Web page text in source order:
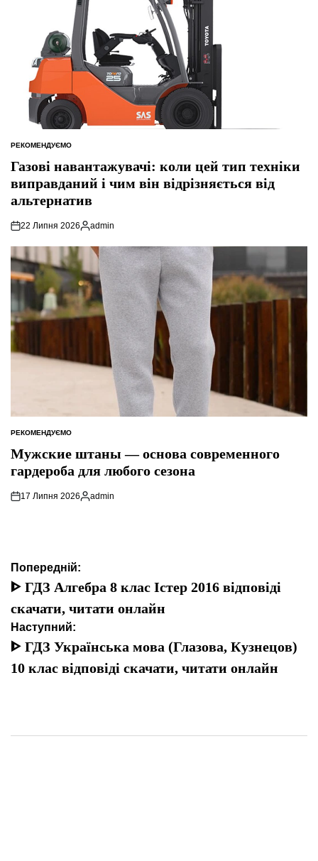
ОПУБЛІКУВАТИ
У
РЕКОМЕНДУЄМО
Газові навантажувачі: коли цей тип техніки
виправданий і чим він відрізняється від
альтернатив
22 Липня 2026
Опубліковано
admin
ОПУБЛІКУВАТИ
У
РЕКОМЕНДУЄМО
Мужские штаны — основа современного
гардероба для любого сезона
17 Липня 2026
Опубліковано
admin
Навігація
записів
Попередній:
ᐈ ГДЗ Алгебра 8 клас Істер 2016 відповіді
скачати, читати онлайн
Наступний:
ᐈ ГДЗ Українська мова (Глазова, Кузнецов)
10 клас відповіді скачати, читати онлайн